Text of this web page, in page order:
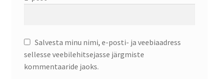
Salvesta minu nimi, e-posti- ja veebiaadress
sellesse veebilehitsejasse järgmiste
kommentaaride jaoks.